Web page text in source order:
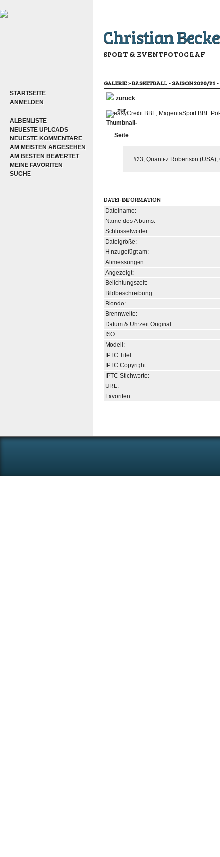
STARTSEITE
ANMELDEN
ALBENLISTE
NEUESTE UPLOADS
NEUESTE KOMMENTARE
AM MEISTEN ANGESEHEN
AM BESTEN BEWERTET
MEINE FAVORITEN
SUCHE
Christian
SPORT & EVENTFOTOGRAF
GALERIE>BASKETBALL - SAISON 2020/21
#23, Quantez Robertson
DATEI-INFORMATION
Dateiname:
Name des Albums:
Schlüsselwörter:
Dateigröße:
Hinzugefügt am:
Abmessungen:
Angezeigt:
Belichtungszeit:
Bildbeschreibung:
Blende:
Brennweite:
Datum & Uhrzeit Original:
ISO:
Modell:
IPTC Titel:
IPTC Copyright:
IPTC Stichworte:
URL:
Favoriten: